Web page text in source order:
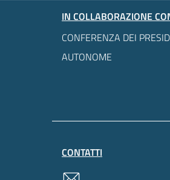
IN COLLABORAZIONE
CONFERENZA DEI
AUTONOME
CONTATTI